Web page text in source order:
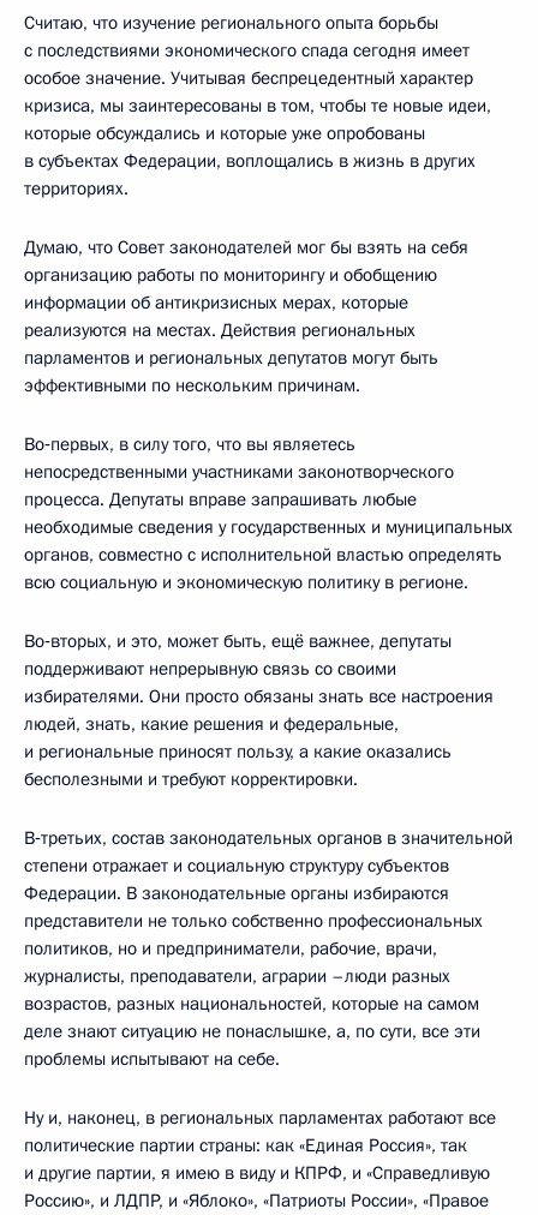
Считаю, что изучение регионального опыта борьбы
с последствиями экономического спада сегодня имеет
особое значение. Учитывая беспрецедентный характер
кризиса, мы заинтересованы в том, чтобы те новые идеи,
которые обсуждались и которые уже опробованы
в субъектах Федерации, воплощались в жизнь в других
территориях.
Думаю, что Совет законодателей мог бы взять на себя
организацию работы по мониторингу и обобщению
информации об антикризисных мерах, которые
реализуются на местах. Действия региональных
парламентов и региональных депутатов могут быть
эффективными по нескольким причинам.
Во‑первых, в силу того, что вы являетесь
непосредственными участниками законотворческого
процесса. Депутаты вправе запрашивать любые
необходимые сведения у государственных и муниципальных
органов, совместно с исполнительной властью определять
всю социальную и экономическую политику в регионе.
Во‑вторых, и это, может быть, ещё важнее, депутаты
поддерживают непрерывную связь со своими
избирателями. Они просто обязаны знать все настроения
людей, знать, какие решения и федеральные,
и региональные приносят пользу, а какие оказались
бесполезными и требуют корректировки.
В‑третьих, состав законодательных органов в значительной
степени отражает и социальную структуру субъектов
Федерации. В законодательные органы избираются
представители не только собственно профессиональных
политиков, но и предприниматели, рабочие, врачи,
журналисты, преподаватели, аграрии –люди разных
возрастов, разных национальностей, которые на самом
деле знают ситуацию не понаслышке, а, по сути, все эти
проблемы испытывают на себе.
Ну и, наконец, в региональных парламентах работают все
политические партии страны: как «Единая Россия», так
и другие партии, я имею в виду и КПРФ, и «Справедливую
Россию», и ЛДПР, и «Яблоко», «Патриоты России», «Правое